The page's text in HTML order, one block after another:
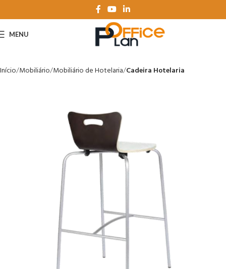
MENU
Início Mobiliário Mobiliário de Hotelaria Cadeira Hotelaria